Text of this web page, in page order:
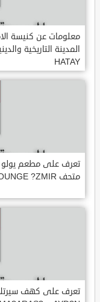
معلومات عن كنيسة
HATAY
تعرف على مطعم يولو
متحف YOLO ART & LOUNGE ?ZMIR
تعرف على كهف